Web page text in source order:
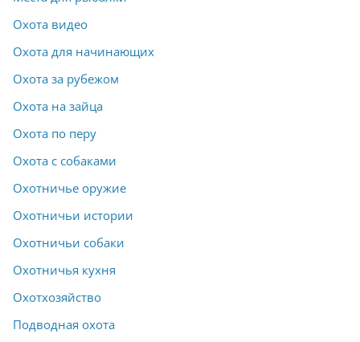
Охота видео
Охота для начинающих
Охота за рубежом
Охота на зайца
Охота по перу
Охота с собаками
Охотничье оружие
Охотничьи истории
Охотничьи собаки
Охотничья кухня
Охотхозяйство
Подводная охота